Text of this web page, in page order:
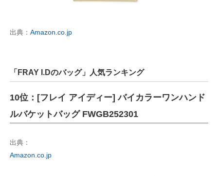
出典： Amazon.co.jp
「FRAY I.Dのバッグ」人気ランキング
10位：[フレイ アイディー] バイカラーワンハンド
ルバケットバッグ FWGB252301
出典：
Amazon.co.jp